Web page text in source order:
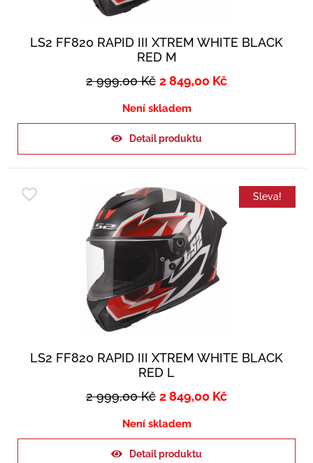
LS2 FF820 RAPID III XTREM WHITE BLACK
RED M
2 999,00Kč 2 849,00 Kč
Není skladem
Detail produktu
Sleva!
LS2 FF820 RAPID III XTREM WHITE BLACK
RED L
2 999,00Kč 2 849,00 Kč
Není skladem
Detail produktu